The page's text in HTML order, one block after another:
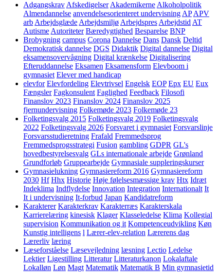
Adgangskrav Afskedigelser Akademikerne Alkoholpolitik
Almendannelse anvendelsesorienteret undervisning AP APV
arb Arbejdsglæde Arbejdsmiljø Arbejdspres Arbejdstid AT
Autisme Autoriteter Bæredygtighed Besparelse BNP
Brobygning campus Corona Dannelse Dans Dansk Deltid
Demokratisk dannelse DGS Didaktik Digital dannelse Digital
eksamensovervågning Digital krænkelse Digitalisering
Efteruddannelse Eksamen Eksamensform Elevboom i
gymnasiet Elever med handicap
elevfor Elevfordeling Elevtrivsel Engelsk EOP Epx EU Eux
Fængsler Fagkonsulent Faglighed Feedback Filosofi
Finanslov 2023 Finanslov 2024 Finanslov 2025
fjernundervisning Folkemøde 2023 Folkemøde 23
Folketingsvalg 2015 Folketingsvalg 2019 Folketingsvalg
2022 Folketingsvalg 2026 Forsvaret i gymnasiet Forsvarslinje
Forsvarsstudieretning Frafald Fremmedsprog
Fremmedsprogsstrategi Fusion gambling GDPR GL's
hovedbestyrelsesvalg GLs internationale arbejde Grønland
Grundforløb Gruppearbejde Gymnasiale suppleringskurser
Gymnasielukning Gymnasiereform 2016 Gymnasiereform
2030 Hf Hhx Historie Høje følelsesmæssige krav Htx Idræt
Indeklima Indflydelse Innovation Integration Internationalt It
It i undervisning It-forbud Japan Kandidatreform
Karakterer Karakterkrav Karakterræs Karakterskala
Karrierelæring kinesisk Klager Klasseledelse Klima Kollegial
supervision Kommunikation og it Kompetenceudvikling Køn
Kunstig intelligens l Lærer-elev-relation Lærerens dag
Lærerliv læring
Læseforståelse Læsevejledning læsning Lectio Ledelse
Lektier Ligestilling Litteratur Litteraturkanon Lokalaftale
Lokalløn Løn Magt Matematik Matematik B Min gymnasietid